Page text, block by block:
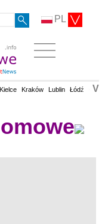
PL
Kielce Kraków Lublin Łódź V